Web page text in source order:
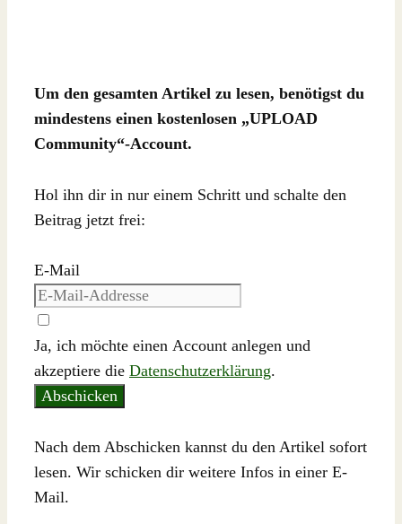
Um den gesamten Artikel zu lesen, benötigst du
mindestens einen kostenlosen „UPLOAD
Community“-Account.
Hol ihn dir in nur einem Schritt und schalte den
Beitrag jetzt frei:
E-Mail
Ja, ich möchte einen Account anlegen und
akzeptiere die Datenschutzerklärung.
Abschicken
Nach dem Abschicken kannst du den Artikel sofort
lesen. Wir schicken dir weitere Infos in einer E-
Mail.